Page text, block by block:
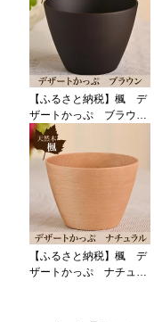
【ふるさと納税】楓 デ
ザートかっぷ ブラウ
ン 1個
【ふるさと納税】楓 デ
ザートかっぷ ナチュラ